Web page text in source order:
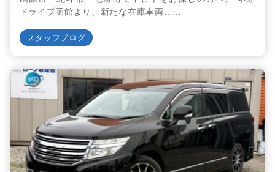
ドライブ函館より、新たな在庫車両……
スタッフブログ